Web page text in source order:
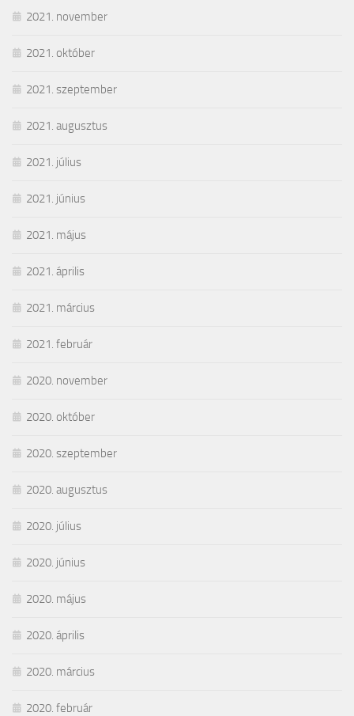
2021. november
2021. október
2021. szeptember
2021. augusztus
2021. július
2021. június
2021. május
2021. április
2021. március
2021. február
2020. november
2020. október
2020. szeptember
2020. augusztus
2020. július
2020. június
2020. május
2020. április
2020. március
2020. február